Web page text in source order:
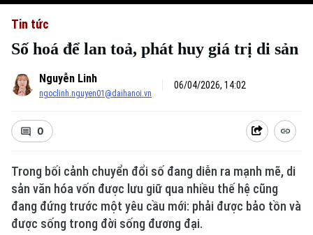
Tin tức
Số hoá để lan toả, phát huy giá trị di sản
Nguyễn Linh
ngoclinh.nguyen01@daihanoi.vn
06/04/2026, 14:02
0
Trong bối cảnh chuyển đổi số đang diễn ra mạnh mẽ, di
sản văn hóa vốn được lưu giữ qua nhiều thế hệ cũng
đang đứng trước một yêu cầu mới: phải được bảo tồn và
được sống trong đời sống đương đại.